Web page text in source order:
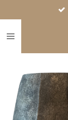
naar